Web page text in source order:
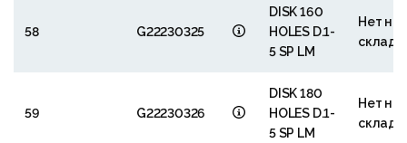
58 G22230325
DISK 160
HOLES D.1-
5 SP LM
Нет на
складе
59 G22230326
DISK 180
HOLES D.1-
5 SP LM
Нет на
складе